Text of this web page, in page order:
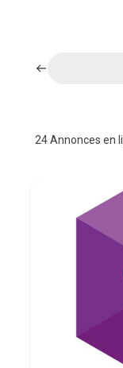
24Annonces en